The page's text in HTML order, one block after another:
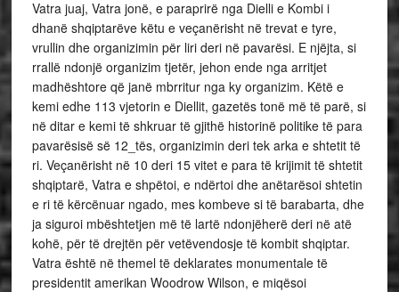
Vatra juaj, Vatra jonë, e paraprirë nga Dielli e Kombi i
dhanë shqiptarëve këtu e veçanërisht në trevat e tyre,
vrullin dhe organizimin për liri deri në pavarësi. E njëjta, si
rrallë ndonjë organizim tjetër, jehon ende nga arritjet
madhështore që janë mbrritur nga ky organizim. Këtë e
kemi edhe 113 vjetorin e Diellit, gazetës tonë më të parë, si
në ditar e kemi të shkruar të gjithë historinë politike të para
pavarësisë së 12_tës, organizimin deri tek arka e shtetit të
ri. Veçanërisht në 10 deri 15 vitet e para të krijimit të shtetit
shqiptarë, Vatra e shpëtoi, e ndërtoi dhe anëtarësoi shtetin
e ri të kërcënuar ngado, mes kombeve si të barabarta, dhe
ja siguroi mbështetjen më të lartë ndonjëherë deri në atë
kohë, për të drejtën për vetëvendosje të kombit shqiptar.
Vatra është në themel të deklarates monumentale të
presidentit amerikan Woodrow Wilson, e miqësoi